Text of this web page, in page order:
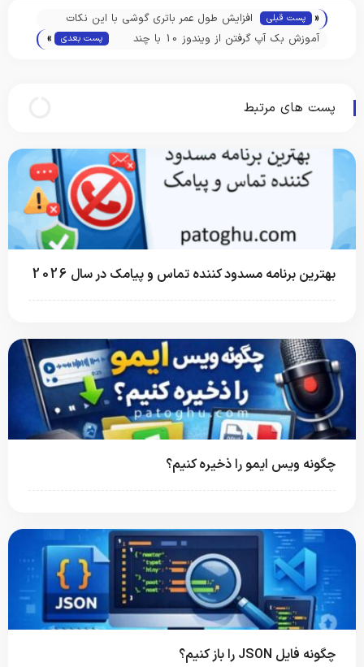
« پست قبلی
افزایش طول عمر باتری گوشی با این نکات
ساده
آموزش بک آپ گرفتن از ویندوز 10 با چند
پست بعدی »
پست های مرتبط
بهترین برنامه مسدود کننده تماس و پیامک در سال 2026
چگونه ویس ایمو را ذخیره کنیم؟
چگونه فایل JSON را باز کنیم؟